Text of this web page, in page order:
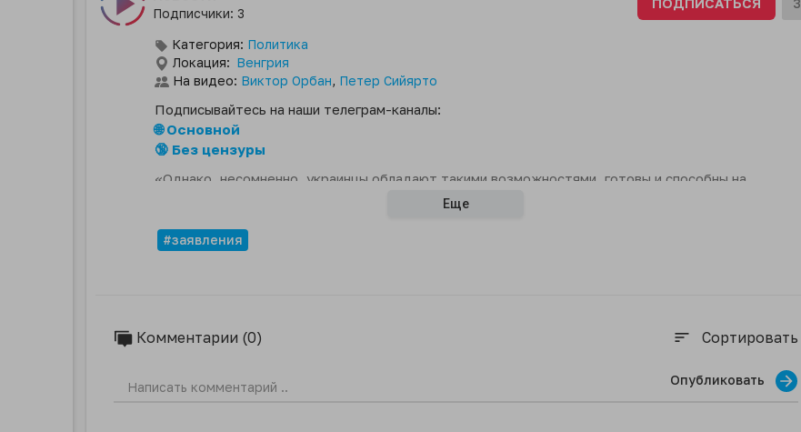
Подписчики: 3
3
Категория: Политика
Локация: Венгрия
На видео: Виктор Орбан, Петер Сийярто
Подписывайтесь на наши телеграм-каналы:
🌐 Основной
🔞 Без цензуры
«Однако, несомненно, украинцы обладают такими возможностями, готовы и способны на
подобные действия», - премьер Венгрии Орбан об обнаруженной у «Турецкого потока»
Еще
#заявления
Комментарии (0) sort Сортировать
Опубликовать